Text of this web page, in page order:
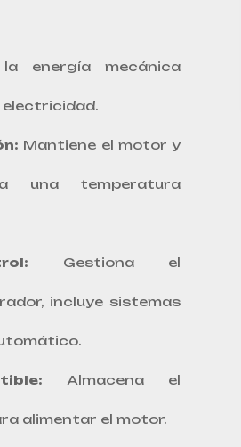
energía mecánica
electricidad.
Mantiene el motor y
una temperatura
Gestiona el
incluye sistemas
Almacena el
alimentar el motor.